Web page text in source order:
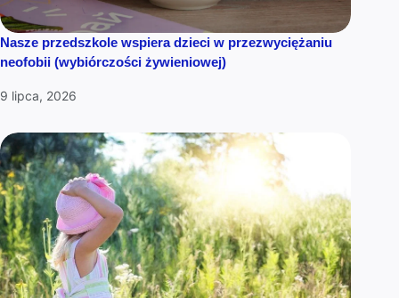
Nasze przedszkole wspiera dzieci w przezwyciężaniu
neofobii (wybiórczości żywieniowej)
9 lipca, 2026